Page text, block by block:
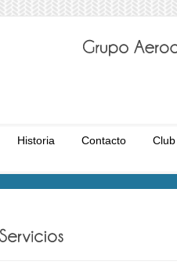
Historia Contacto
Club